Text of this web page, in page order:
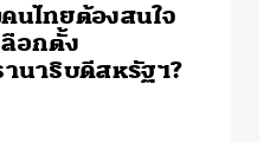
นไทยต้องสนใจ
ลือกตั้ง
านาธิบดีสหรัฐฯ?